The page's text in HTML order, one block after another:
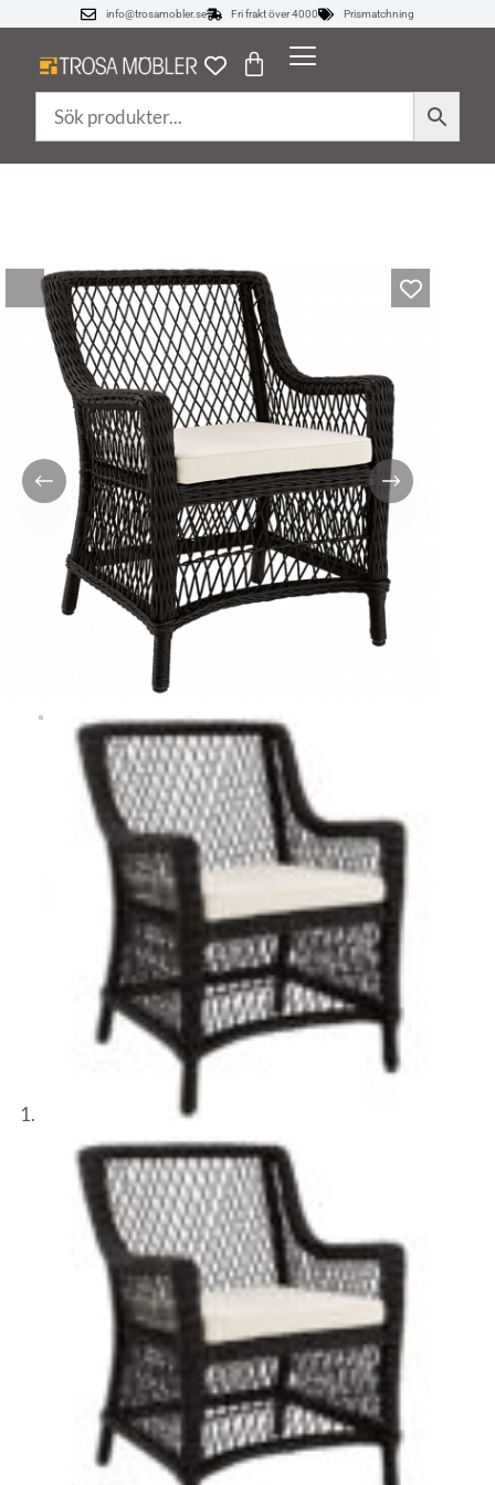
info@trosamobler.se Fri frakt över 4000 Prismatchning